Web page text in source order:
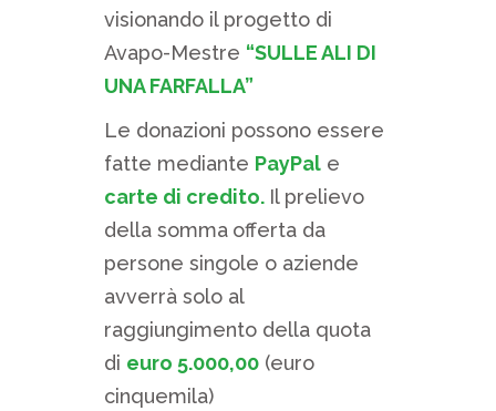
visionando il progetto di
Avapo-Mestre “SULLE ALI DI
UNA FARFALLA”
Le donazioni possono essere
fatte mediante PayPal e
carte di credito. Il prelievo
della somma offerta da
persone singole o aziende
avverrà solo al
raggiungimento della quota
di euro 5.000,00 (euro
cinquemila)